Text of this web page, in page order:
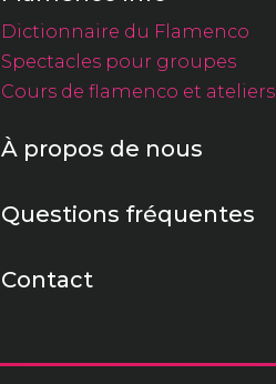
Dictionnaire du Flamenco
Spectacles pour groupes
Cours de flamenco et ateliers
À propos de nous
Questions fréquentes
Contact